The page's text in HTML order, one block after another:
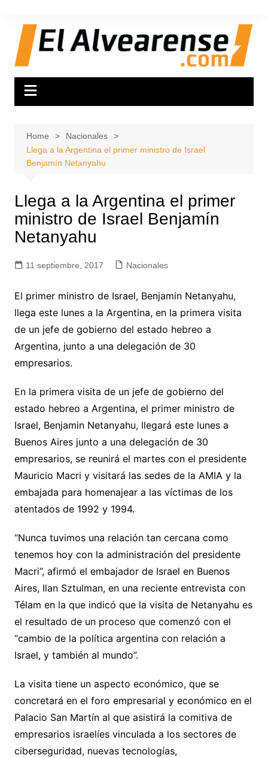
content
Home
Nacionales
Llega a la Argentina el primer ministro de Israel
Benjamín Netanyahu
Llega a la Argentina el primer
ministro de Israel Benjamín
Netanyahu
11 septiembre, 2017 Nacionales
El primer ministro de Israel, Benjamin Netanyahu,
llega este lunes a la Argentina, en la primera visita
de un jefe de gobierno del estado hebreo a
Argentina, junto a una delegación de 30
empresarios.
En la primera visita de un jefe de gobierno del
estado hebreo a Argentina, el primer ministro de
Israel, Benjamin Netanyahu, llegará este lunes a
Buenos Aires junto a una delegación de 30
empresarios, se reunirá el martes con el presidente
Mauricio Macri y visitará las sedes de la AMIA y la
embajada para homenajear a las víctimas de los
atentados de 1992 y 1994.
“Nunca tuvimos una relación tan cercana como
tenemos hoy con la administración del presidente
Macri”, afirmó el embajador de Israel en Buenos
Aires, Ilan Sztulman, en una reciente entrevista con
Télam en la que indicó que la visita de Netanyahu es
el resultado de un proceso que comenzó con el
“cambio de la política argentina con relación a
Israel, y también al mundo”.
La visita tiene un aspecto económico, que se
concretará en el foro empresarial y económico en el
Palacio San Martín al que asistirá la comitiva de
empresarios israelíes vinculada a los sectores de
ciberseguridad, nuevas tecnologías,